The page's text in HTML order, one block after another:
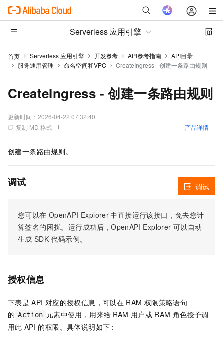
Serverless 应用引擎
首页 Serverless 应用引擎 开发参考 API参考指南
API目录
服务通用管理
命名空间和VPC CreateIngress - 创建一条路由规则
CreateIngress - 创建一条路由规则
更新时间： 2026-04-22 07:32:40
复制 MD 格式
产品详情
创建一条路由规则。
调试
您可以在 OpenAPI Explorer 中直接运行该接口，免去您计
算签名的困扰。运行成功后，OpenAPI Explorer 可以自动
生成 SDK 代码示例。
调试
授权信息
下表是 API 对应的授权信息，可以在 RAM 权限策略语句
的 Action 元素中使用，用来给 RAM 用户或 RAM 角色授予调
用此 API 的权限。具体说明如下：